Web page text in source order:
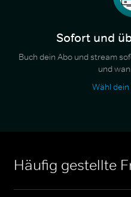
Sofort und
Buch dein Abo und stream
und
Wähl
Häufig gestellte